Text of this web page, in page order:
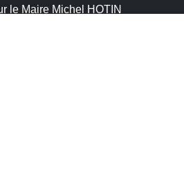
le Maire Michel HOTIN